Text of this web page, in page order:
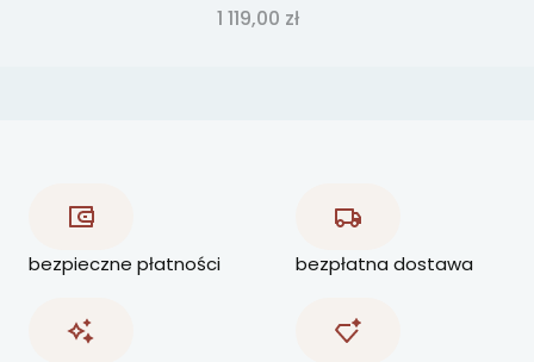
Cena
1 119,00 zł
bezpieczne płatności bezpłatna dostawa